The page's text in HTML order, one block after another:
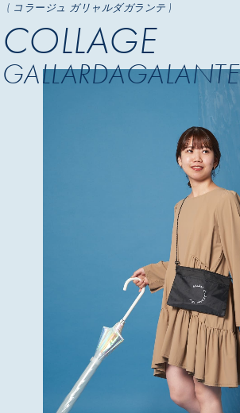
COLLAGE
GALLARDAGALANTE
( コラージュ ガリャルダガランテ )